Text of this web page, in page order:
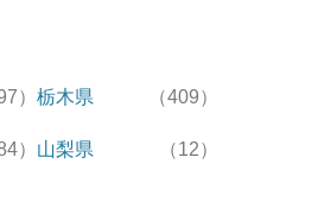
）栃木県
（409）
） 山梨県
（12）